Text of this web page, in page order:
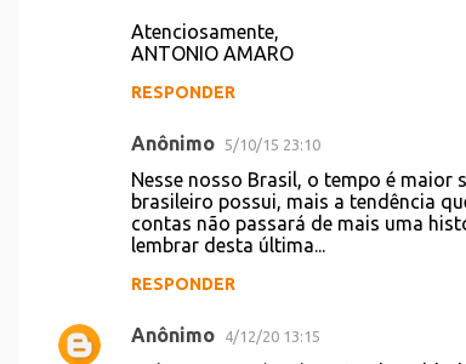
Atenciosamente,
ANTONIO AMARO
RESPONDER
Anônimo 5/10/15 23:10
Nesse nosso Brasil, o tempo é
brasileiro possui, mais a tendência
contas não passará de mais uma
lembrar desta última...
RESPONDER
Anônimo 4/12/20 13:15